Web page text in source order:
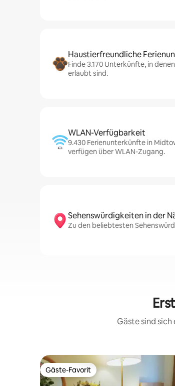
Haustierfreundliche
Finde 3.170 Unterkünfte, in
erlaubt sind.
WLAN-Verfügbarkeit
9.430 Ferienunterkünfte in
verfügen über WLAN-Zugang.
Sehenswürdigkeiten in der
Zu den beliebtesten
Gäste sind
Gäste-Favorit
Gäste-Favorit